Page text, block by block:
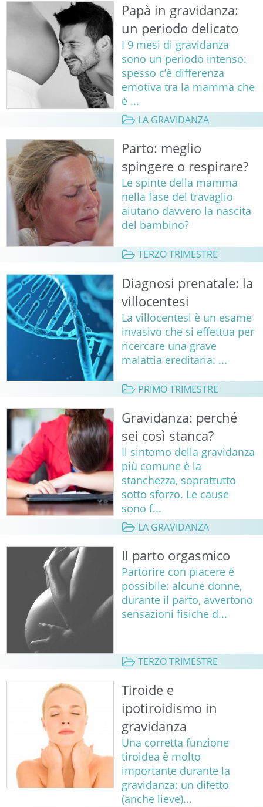
Papà in gravidanza:
un periodo delicato
I 9 mesi di gravidanza
sono un periodo intenso:
spesso c’è differenza
emotiva tra la mamma che
è ...
LA GRAVIDANZA
Parto: meglio
spingere o respirare?
Le spinte della mamma
nella fase del travaglio
aiutano davvero la nascita
del bambino?
TERZO TRIMESTRE
Diagnosi prenatale: la
villocentesi
La villocentesi è un esame
invasivo che si effettua per
ricercare una grave
malattia ereditaria: ...
PRIMO TRIMESTRE
Gravidanza: perché
sei così stanca?
Il sintomo della gravidanza
più comune è la
stanchezza, soprattutto
sotto sforzo. Le cause
sono f...
LA GRAVIDANZA
Il parto orgasmico
Partorire con piacere è
possibile: alcune donne,
durante il parto, avvertono
sensazioni fisiche d...
TERZO TRIMESTRE
Tiroide e
ipotiroidismo in
gravidanza
Una corretta funzione
tiroidea è molto
importante durante la
gravidanza: un difetto
(anche lieve)...